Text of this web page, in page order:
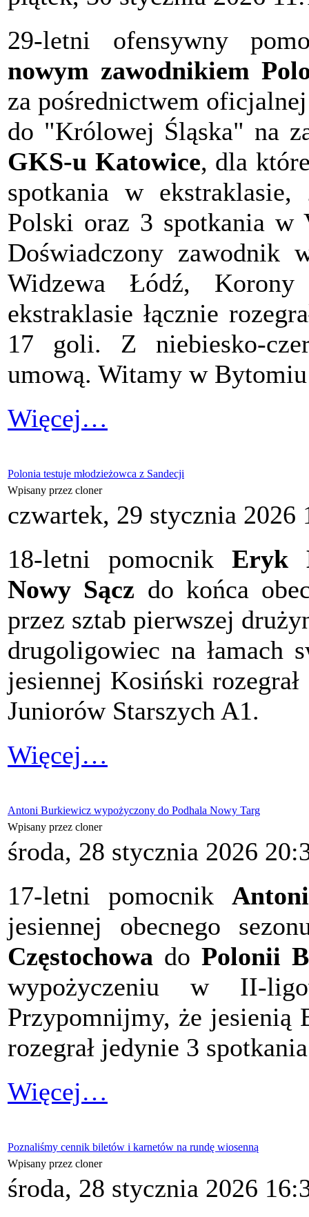
29-letni ofensywny
nowym zawodnikiem
za pośrednictwem
do "Królowej Śląska" na
GKS-u Katowice, dla
spotkania w
Polski oraz 3 spotkania w
Doświadczony zawodnik
Widzewa Łódź,
ekstraklasie łącznie
17 goli. Z niebiesko-
umową. Witamy w
Więcej…
Polonia testuje młodzieżowca z Sandecji
Wpisany przez cloner
czwartek, 29 stycznia 2026
18-letni pomocnik Eryk
Nowy Sącz do końca
przez sztab pierwszej
drugoligowiec na łamach
jesiennej Kosiński
Juniorów Starszych A1.
Więcej…
Antoni Burkiewicz wypożyczony do Podhala Nowy Targ
Wpisany przez cloner
środa, 28 stycznia 2026
17-letni pomocnik
jesiennej obecnego
Częstochowa do Polonii
wypożyczeniu w II-
Przypomnijmy, że
rozegrał jedynie 3
Więcej…
Poznaliśmy cennik biletów i karnetów na rundę wiosenną
Wpisany przez cloner
środa, 28 stycznia 2026